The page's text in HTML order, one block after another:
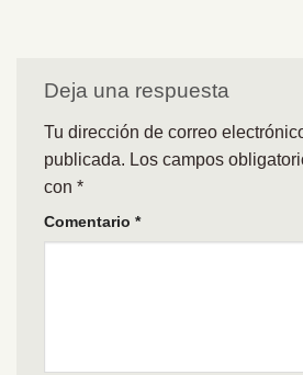
Deja una respuesta
Tu dirección de correo
publicada. Los campos
con *
Comentario *